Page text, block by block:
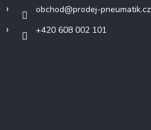
obchod@prodej-pneumatik.cz
+420 608 002 101